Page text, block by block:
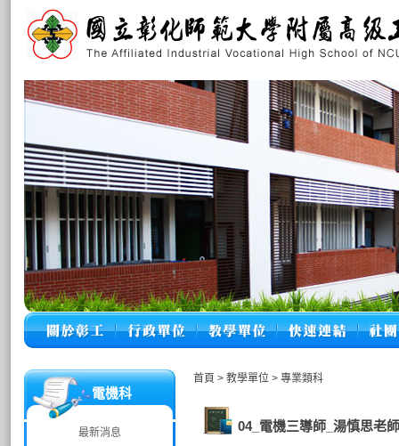
電機科
最新消息
首頁 > 教學單位 > 專業類科
04_電機三導師_湯慎思老師